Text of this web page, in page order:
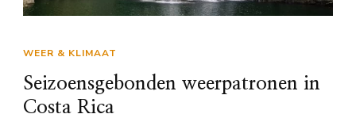
WEER & KLIMAAT
Seizoensgebonden weerpatronen in
Costa Rica